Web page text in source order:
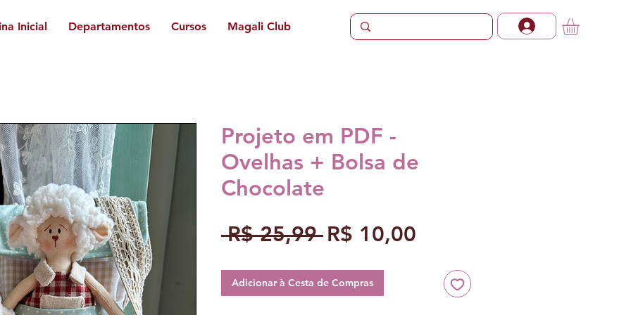
Inicial Departamentos Cursos Magali Club
Projeto em PDF -
Ovelhas + Bolsa de
Chocolate
R$ 25,99 Preço
R$ 10,00
Adicionar à Cesta de Compras